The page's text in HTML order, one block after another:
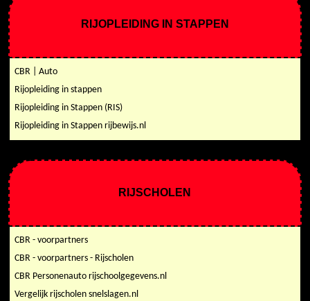
RIJOPLEIDING IN STAPPEN
CBR | Auto
Rijopleiding in stappen
Rijopleiding in Stappen (RIS)
Rijopleiding in Stappen rijbewijs.nl
RIJSCHOLEN
CBR - voorpartners
CBR - voorpartners - Rijscholen
CBR Personenauto rijschoolgegevens.nl
Vergelijk rijscholen snelslagen.nl